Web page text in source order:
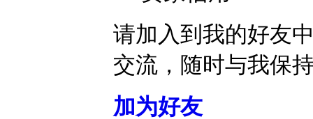
请加入到我的好友
交流，随时与我保
加为好友